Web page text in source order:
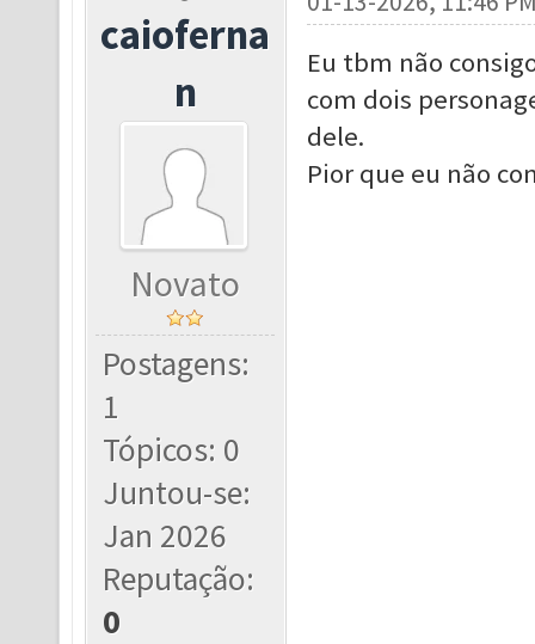
caioferna
n
Novato
Postagens:
1
Tópicos: 0
Juntou-se:
Jan 2026
Reputação:
0
Eu tbm não
com dois
dele.
Pior que eu não